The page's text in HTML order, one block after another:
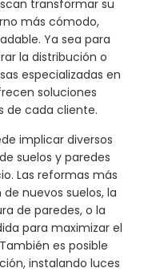
transformar su
más cómodo,
Ya sea para
la distribución o
especializadas en
soluciones
de cada cliente.
implicar diversos
suelos y paredes
Las reformas más
nuevos suelos, la
de paredes, o la
para maximizar el
es posible
instalando luces